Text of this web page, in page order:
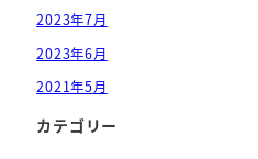
2023年7月
2023年6月
2021年5月
カテゴリー